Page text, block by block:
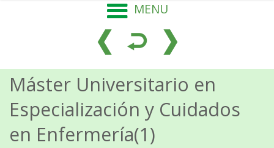
MENU
Máster Universitario en
Especialización y Cuidados
en Enfermería(1)